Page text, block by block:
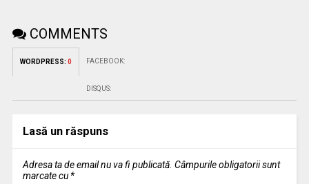
COMMENTS
WORDPRESS: 0 FACEBOOK:
DISQUS:
Lasă un răspuns
Adresa ta de email nu va fi publicată. Câmpurile obligatorii sunt
marcate cu *